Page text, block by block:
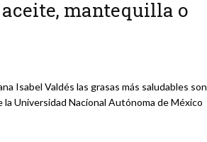
aceite, mantequilla o
Isabel Valdés las grasas más saludables son
la Universidad Nacional Autónoma de México